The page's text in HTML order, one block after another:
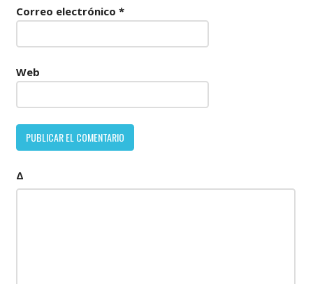
Correo electrónico *
Web
Δ